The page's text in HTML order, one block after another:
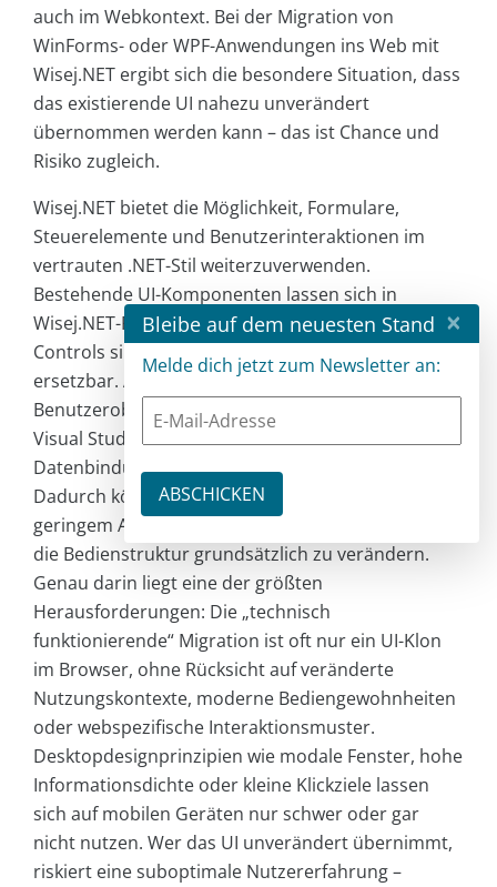
auch im Webkontext. Bei der Migration von
WinForms- oder WPF-Anwendungen ins Web mit
Wisej.NET ergibt sich die besondere Situation, dass
das existierende UI nahezu unverändert
übernommen werden kann – das ist Chance und
Risiko zugleich.
Wisej.NET bietet die Möglichkeit, Formulare,
Steuerelemente und Benutzerinteraktionen im
vertrauten .NET-Stil weiterzuverwenden.
Bestehende UI-Komponenten lassen sich in
Wisej.NET-Projekte überführen, viele WinForms-
Controls sind direkt verfügbar oder leicht
ersetzbar. Auch die Gestaltung der
Benutzeroberfläche erfolgt weiterhin über den
Visual Studio Designer – inklusive Event Handlern,
Datenbindung und UI-Logik in C# oder VB.NET.
Dadurch können bestehende Formulare mit
geringem Aufwand ins Web migriert werden, ohne
die Bedienstruktur grundsätzlich zu verändern.
Genau darin liegt eine der größten
Herausforderungen: Die „technisch
funktionierende“ Migration ist oft nur ein UI-Klon
im Browser, ohne Rücksicht auf veränderte
Nutzungskontexte, moderne Bediengewohnheiten
oder webspezifische Interaktionsmuster.
Desktopdesignprinzipien wie modale Fenster, hohe
Informationsdichte oder kleine Klickziele lassen
sich auf mobilen Geräten nur schwer oder gar
nicht nutzen. Wer das UI unverändert übernimmt,
riskiert eine suboptimale Nutzererfahrung –
Bleibe auf dem neuesten Stand ×
Melde dich jetzt zum Newsletter an: